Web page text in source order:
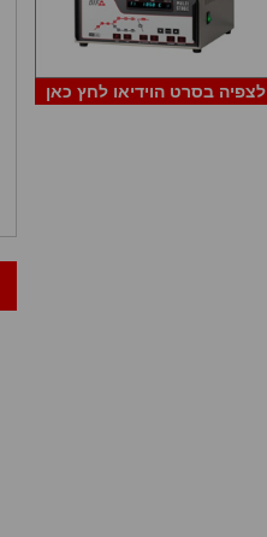
לצפיה בסרט הוידיאו לחץ כאן